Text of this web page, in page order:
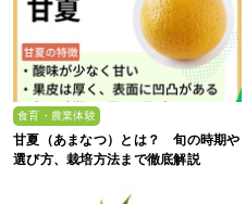
食育・農業体験
甘夏（あまなつ）とは？ 旬の時期や
選び方、栽培方法まで徹底解説